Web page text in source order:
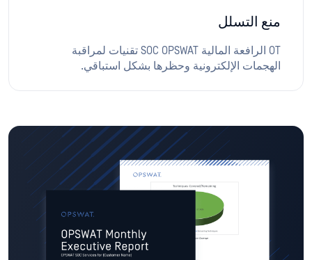
منع التسلل
OT الرافعة المالية SOC OPSWAT تقنيات لمراقبة
الهجمات الإلكترونية وحظرها بشكل استباقي.